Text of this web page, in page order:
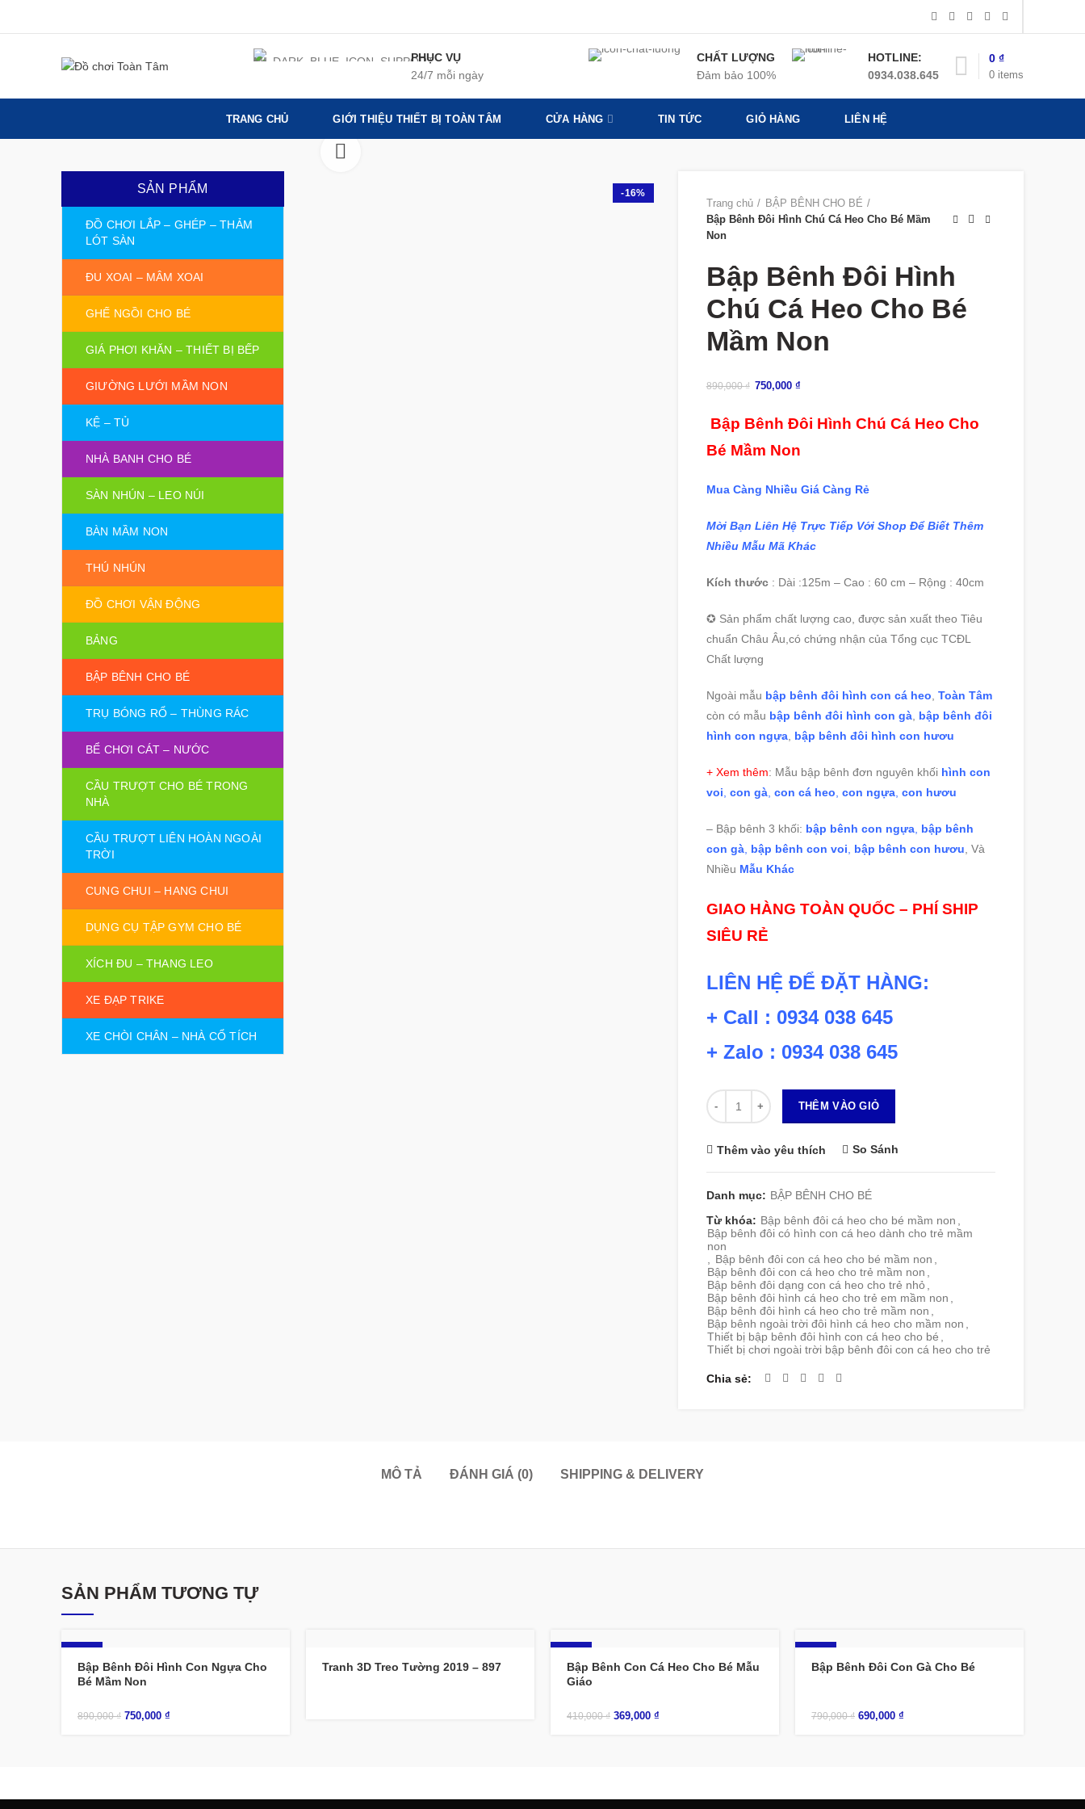
PHỤC VỤ
24/7 mỗi ngày
CHẤT LƯỢNG
Đảm bảo 100%
HOTLINE:
0934.038.645
0 items
0 ₫
TRANG CHỦ GIỚI THIỆU THIẾT BỊ TOÀN TÂM CỬA HÀNG TIN TỨC GIỎ HÀNG LIÊN HỆ
-16%
Trang chủ
BẬP BÊNH CHO BÉ
Bập Bênh Đôi Hình Chú Cá Heo Cho Bé Mầm
Non
Bập Bênh Đôi Hình
Chú Cá Heo Cho Bé
Mầm Non
890,000₫ 750,000 ₫
Bập Bênh Đôi Hình Chú Cá Heo Cho
Bé Mầm Non
Mua Càng Nhiều Giá Càng Rẻ
Mời Bạn Liên Hệ Trực Tiếp Với Shop Để Biết Thêm
Nhiều Mẫu Mã Khác
Kích thước: Dài :125m – Cao : 60 cm – Rộng : 40cm
✪ Sản phẩm chất lượng cao, được sản xuất theo Tiêu
chuẩn Châu Âu,có chứng nhận của Tổng cục TCĐL
Chất lượng
Ngoài mẫu bập bênh đôi hình con cá heo Toàn Tâm
còn có mẫu bập bênh đôi hình con gà, bập bênh đôi
hình con ngựa, bập bênh đôi hình con hươu
+ Xem thêm: Mẫu bập bênh đơn nguyên khối hình con
voi con gà, con cá heo con ngựa, con hươu
– Bập bênh 3 khối: bập bênh con ngựa, bập bênh
con gà, bập bênh con voi bập bênh con hươu , Và
Nhiều Mẫu Khác
GIAO HÀNG TOÀN QUỐC – PHÍ SHIP
SIÊU RẺ
LIÊN HỆ ĐỂ ĐẶT HÀNG:
+ Call : 0934 038 645
+ Zalo : 0934 038 645
Số lượng
THÊM VÀO GIỎ
Thêm vào yêu thích So Sánh
Danh mục: BẬP BÊNH CHO BÉ
Từ khóa: Bập bênh đôi cá heo cho bé mầm non ,
Bập bênh đôi có hình con cá heo dành cho trẻ mầm
non
, Bập bênh đôi con cá heo cho bé mầm non ,
Bập bênh đôi con cá heo cho trẻ mầm non ,
Bập bênh đôi dạng con cá heo cho trẻ nhỏ ,
Bập bênh đôi hình cá heo cho trẻ em mầm non ,
Bập bênh đôi hình cá heo cho trẻ mầm non ,
Bập bênh ngoài trời đôi hình cá heo cho mầm non ,
Thiết bị bập bênh đôi hình con cá heo cho bé ,
Thiết bị chơi ngoài trời bập bênh đôi con cá heo cho trẻ
Chia sẻ
SẢN PHẨM
ĐỒ CHƠI LẮP – GHÉP – THẢM
LÓT SÀN
ĐU XOAI – MÂM XOAI
GHẾ NGỒI CHO BÉ
GIÁ PHƠI KHĂN – THIẾT BỊ BẾP
GIƯỜNG LƯỚI MẦM NON
KỆ – TỦ
NHÀ BANH CHO BÉ
SÀN NHÚN – LEO NÚI
BÀN MẦM NON
THÚ NHÚN
ĐỒ CHƠI VẬN ĐỘNG
BẢNG
BẬP BÊNH CHO BÉ
TRỤ BÓNG RỔ – THÙNG RÁC
BỂ CHƠI CÁT – NƯỚC
CẦU TRƯỢT CHO BÉ TRONG
NHÀ
CẦU TRƯỢT LIÊN HOÀN NGOÀI
TRỜI
CUNG CHUI – HANG CHUI
DỤNG CỤ TẬP GYM CHO BÉ
XÍCH ĐU – THANG LEO
XE ĐẠP TRIKE
XE CHÒI CHÂN – NHÀ CỔ TÍCH
MÔ TẢ ĐÁNH GIÁ (0) SHIPPING & DELIVERY
SẢN PHẨM TƯƠNG TỰ
Bập Bênh Đôi Hình Con Ngựa Cho
Bé Mầm Non
890,000₫ 750,000 ₫
Tranh 3D Treo Tường 2019 – 897
Bập Bênh Con Cá Heo Cho Bé Mẫu
Giáo
410,000₫ 369,000 ₫
Bập Bênh Đôi Con Gà Cho Bé
790,000₫ 690,000 ₫